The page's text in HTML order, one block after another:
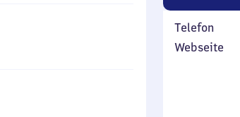
Telefon
Webseite